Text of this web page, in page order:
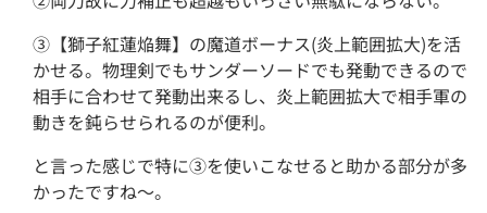
③【獅子紅蓮焔舞】の魔道ボーナス(炎上範囲拡大)を活
かせる。物理剣でもサンダーソードでも発動できるので
相手に合わせて発動出来るし、炎上範囲拡大で相手軍の
動きを鈍らせられるのが便利。
と言った感じで特に③を使いこなせると助かる部分が多
かったですね～。